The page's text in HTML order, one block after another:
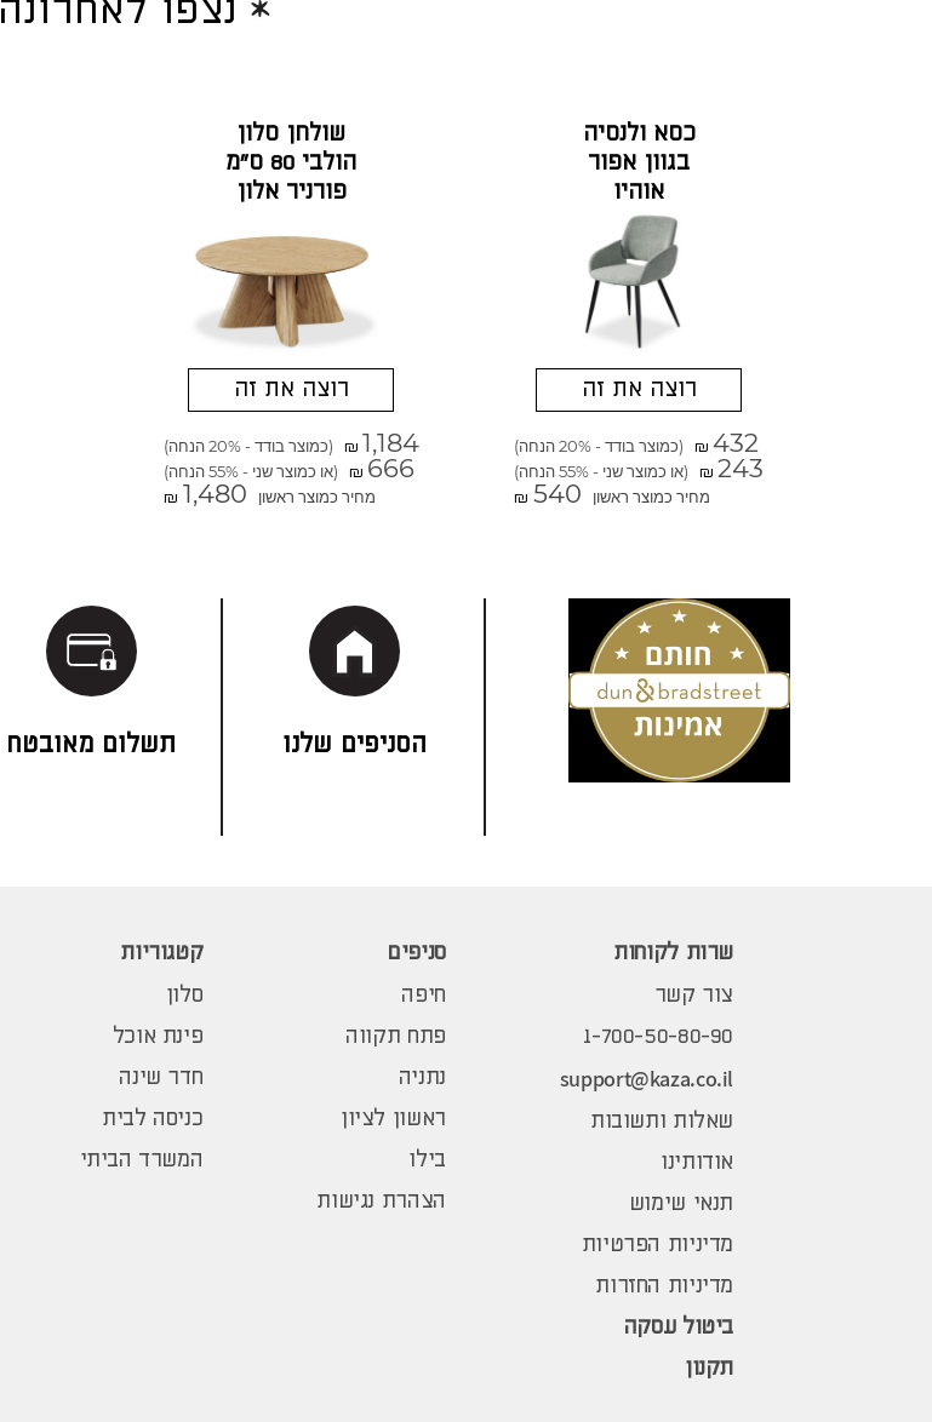
נצפו לאחרונה
כסא ולנסיה
בגוון אפור
אוהיו
רוצה את זה
₪ 432 (כמוצר בודד - 20% הנחה)
₪ 243
(או כמוצר שני - 55% הנחה)
מחיר כמוצר ראשון
₪ 540
שולחן סלון
הולבי 80 ס"מ
פורניר אלון
רוצה את זה
₪ 1,184 (כמוצר בודד - 20% הנחה)
₪ 666
(או כמוצר שני - 55% הנחה)
מחיר כמוצר ראשון
₪ 1,480
הסניפים שלנו תשלום מאובטח
שרות לקוחות
צור קשר
1-700-50-80-90
support@kaza.co.il
שאלות ותשובות
אודותינו
תנאי שימוש
מדיניות הפרטיות
מדיניות החזרות
ביטול עסקה
תקנון
סניפים
חיפה
פתח תקווה
נתניה
ראשון לציון
בילו
הצהרת נגישות
קטגוריות
סלון
פינת אוכל
חדר שינה
כניסה לבית
המשרד הביתי